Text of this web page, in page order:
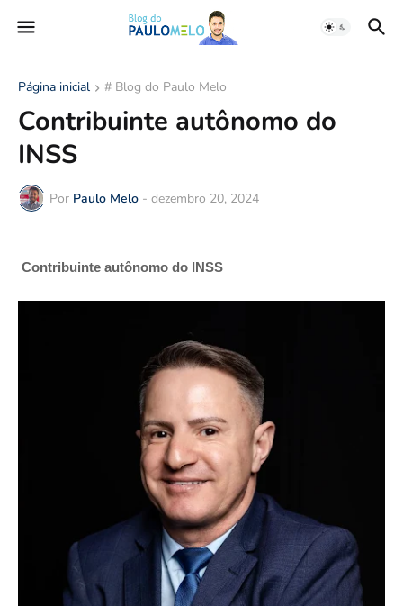
Página inicial # Blog do Paulo Melo
Contribuinte autônomo do
INSS
Por Paulo Melo - dezembro 20, 2024
Contribuinte autônomo do INSS